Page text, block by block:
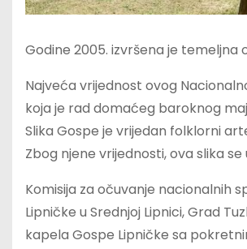
Godine 2005. izvršena je temeljna
Najveća vrijednost ovog
koja je rad domaćeg baroknog
Slika Gospe je vrijedan folklorni
Zbog njene vrijednosti, ova slika
Komisija za očuvanje nacionalnih
Lipničke u Srednjoj Lipnici, Grad
kapela Gospe Lipničke sa